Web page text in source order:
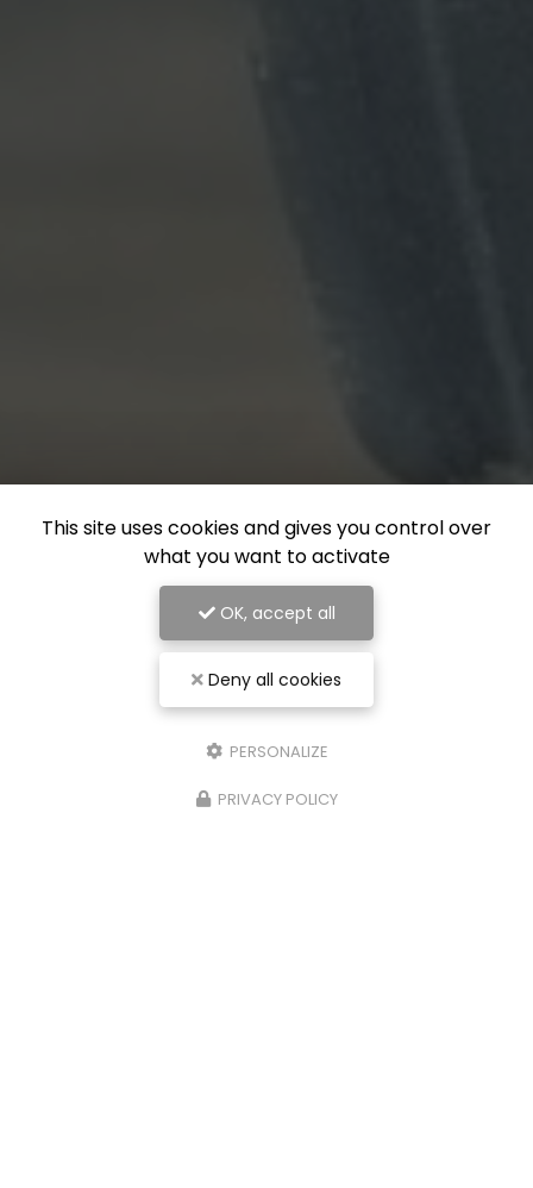
This site uses cookies and gives you control over
what you want to activate
OK, accept all
Deny all cookies
PERSONALIZE
PRIVACY POLICY